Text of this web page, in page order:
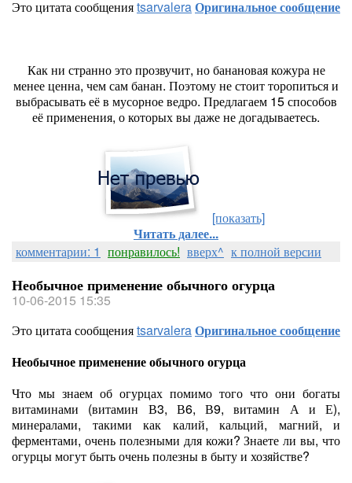
Это цитата сообщенияtsarvaleraОригинальное сообщение
Как ни странно это прозвучит, но банановая кожура не
менее ценна, чем сам банан. Поэтому не стоит торопиться и
выбрасывать её в мусорное ведро. Предлагаем 15 способов
её применения, о которых вы даже не догадываетесь.
[показать]
Читать далее...
комментарии: 1 понравилось! вверх^ к полной версии
Необычное применение обычного огурца
10-06-2015 15:35
Это цитата сообщенияtsarvaleraОригинальное сообщение
Необычное применение обычного огурца
Что мы знаем об огурцах помимо того что они богаты
витаминами (витамин В3, В6, В9, витамин А и Е),
минералами, такими как калий, кальций, магний, и
ферментами, очень полезными для кожи? Знаете ли вы, что
огурцы могут быть очень полезны в быту и хозяйстве?